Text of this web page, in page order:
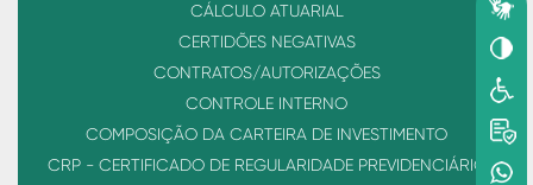
CÁLCULO ATUARIAL
CERTIDÕES NEGATIVAS
CONTRATOS/AUTORIZAÇÕES
CONTROLE INTERNO
COMPOSIÇÃO DA CARTEIRA DE INVESTIMENTO
CRP - CERTIFICADO DE REGULARIDADE PREVIDENCIÁRIO